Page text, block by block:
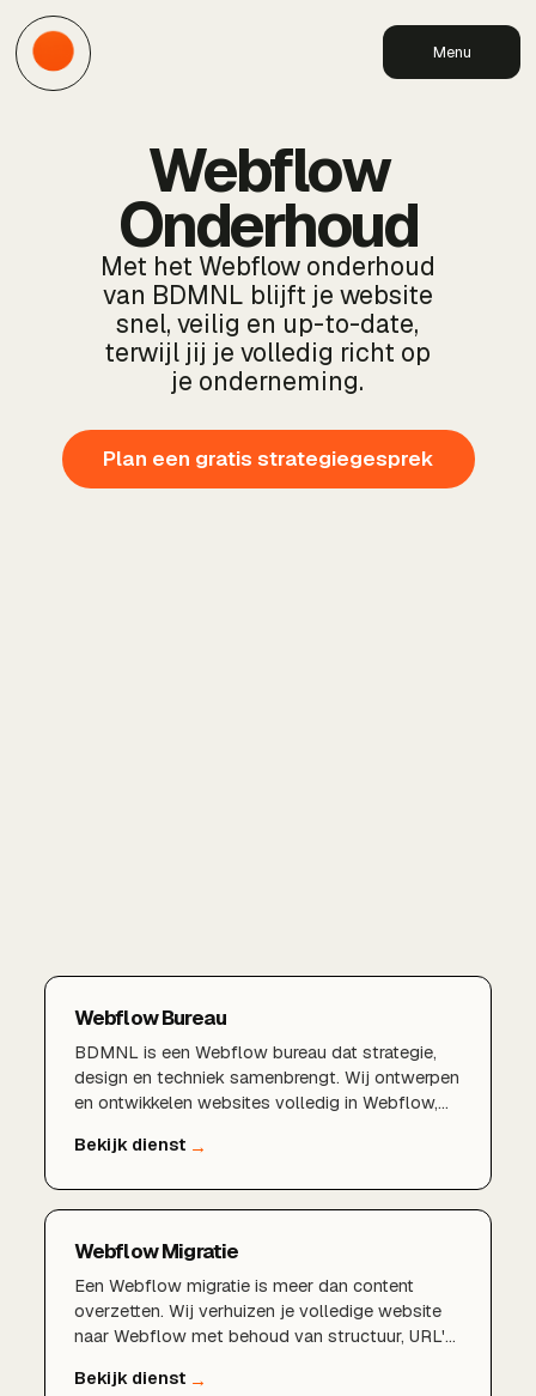
Menu
Webflow
Onderhoud
Met het Webflow onderhoud
van BDMNL blijft je website
snel, veilig en up-to-date,
terwijl jij je volledig richt op
je onderneming.
Plan een gratis strategiegesprek
Webflow Bureau
BDMNL is een Webflow bureau dat strategie,
design en techniek samenbrengt. Wij ontwerpen
en ontwikkelen websites volledig in Webflow,
laadtijden en een sterke SEO-basis. Of je nu een
Webflow Migratie
Een Webflow migratie is meer dan content
overzetten. Wij verhuizen je volledige website
naar Webflow met behoud van structuur, URL's,
je van de snelheid en het gebruiksgemak van